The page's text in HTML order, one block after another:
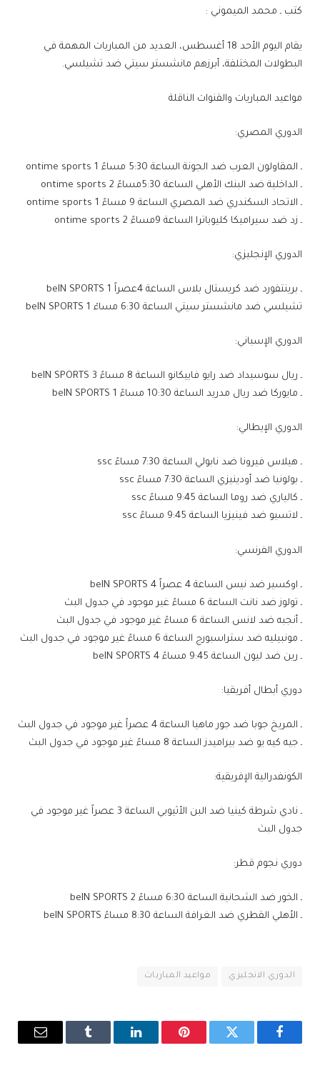
كتب ـ محمد الميموني :
يقام اليوم الأحد 18 أغسطس، العديد من المباريات المهمة في
البطولات المختلفة، أبرزهم مانشستر سيتي ضد تشيلسي.
مواعيد المباريات والقنوات الناقلة
الدوري المصري:
ـ المقاولون العرب ضد الجونة الساعة 5:30 مساءً ontime sports 1
ـ الداخلية ضد البنك الأهلي الساعة 5:30مساءً ontime sports 2
ـ الاتحاد السكندري ضد المصري الساعة 9 مساءً ontime sports 1
ـ زد ضد سيراميكا كليوباترا الساعة 9مساءً ontime sports 2
الدوري الإنجليزي:
ـ برينتفورد ضد كريستال بلاس الساعة 4عصراً beIN SPORTS 1
تشيلسي ضد مانشستر سيتي الساعة 6:30 مساءْ beIN SPORTS 1
الدوري الإسباني:
ـ ريال سوسيداد ضد رايو فاييكانو الساعة 8 مساءً beIN SPORTS 3
ـ مايوركا ضد ريال مدريد الساعة 10:30 مساءً beIN SPORTS 1
الدوري الإيطالي:
ـ هيلاس فيرونا ضد نابولي الساعة 7:30 مساءً ssc
ـ بولونيا ضد أودينيزي الساعة 7:30 مساءً ssc
ـ كالياري ضد روما الساعة 9:45 مساءً ssc
ـ لاتسيو ضد فينيزيا الساعة 9:45 مساءً ssc
الدوري الفرنسي:
ـ اوكسير ضد نيس الساعة 4 عصراً beIN SPORTS 4
ـ تولوز ضد نانت الساعة 6 مساءً غير موجود في جدول البث
ـ أنجبه ضد لانس الساعة 6 مساءً غير موجود في جدول البث
ـ مونبيليه ضد ستراسبورج الساعة 6 مساءً غير موجود في جدول البث
ـ رين ضد ليون الساعة 9:45 مساءً beIN SPORTS 4
دوري أبطال أفريقيا:
ـ المريخ جوبا ضد جور ماهيا الساعة 4 عصراً غير موجود في جدول البث
ـ جيه كيه يو ضد بيراميدز الساعة 8 مساءً غير موجود في جدول البث
الكونفدرالية الإفريقية:
ـ نادي شرطة كينيا ضد البن الأثيوبي الساعة 3 عصراً غير موجود في
جدول البث
دوري نجوم قطر:
ـ الخور ضد الشحانية الساعة 6:30 مساءً beIN SPORTS 2
ـ الأهلي القطري ضد الغرافة الساعة 8:30 مساءً beIN SPORTS
الدوري الانجليزي مواعيد المباريات
فيسبوك تويتر بينتيريستلينكدإن Tumblr
البريد